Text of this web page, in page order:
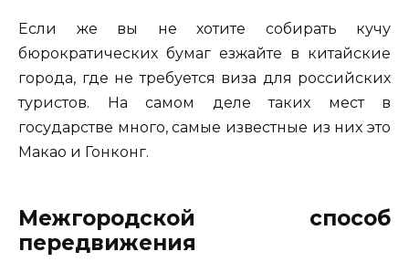
Если же вы не хотите собирать кучу
бюрократических бумаг езжайте в китайские
города, где не требуется виза для российских
туристов. На самом деле таких мест в
государстве много, самые известные из них это
Макао и Гонконг.
Межгородской способ
передвижения